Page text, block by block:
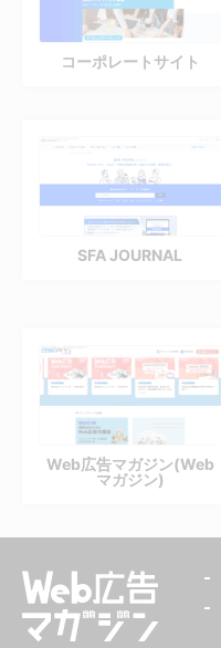
コーポレートサイト
SFA JOURNAL
Web広告マガジン(Web
マガジン)